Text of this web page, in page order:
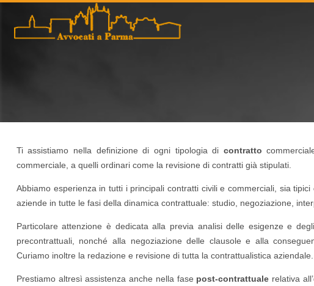
Ti assistiamo nella definizione di ogni tipologia di contratto
commerciale, a quelli ordinari come la revisione di contratti già stipulati.
Abbiamo esperienza in tutti i principali contratti civili e commerciali, sia
aziende in tutte le fasi della dinamica contrattuale: studio, negoziazione,
Particolare attenzione è dedicata alla previa analisi delle esigenze e degli
precontrattuali, nonché alla negoziazione delle clausole e alla
Curiamo inoltre la redazione e revisione di tutta la contrattualistica aziendale.
Prestiamo altresì assistenza anche nella fase post-contrattuale relativa